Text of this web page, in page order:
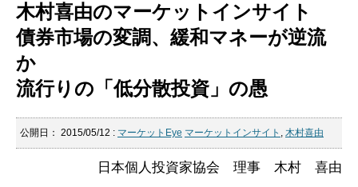
木村喜由のマーケットインサイト
債券市場の変調、緩和マネーが逆流
か
流行りの「低分散投資」の愚
公開日： 2015/05/12 : マーケットEye マーケットインサイト , 木村喜由
日本個人投資家協会 理事 木村 喜由